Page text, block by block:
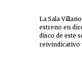
La Sala
estreno en
disco de este
reivindicativo